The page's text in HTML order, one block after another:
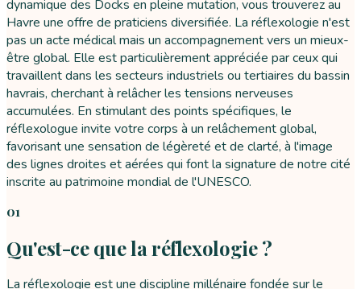
dynamique des Docks en pleine mutation, vous trouverez au
Havre une offre de praticiens diversifiée. La réflexologie n'est
pas un acte médical mais un accompagnement vers un mieux-
être global. Elle est particulièrement appréciée par ceux qui
travaillent dans les secteurs industriels ou tertiaires du bassin
havrais, cherchant à relâcher les tensions nerveuses
accumulées. En stimulant des points spécifiques, le
réflexologue invite votre corps à un relâchement global,
favorisant une sensation de légèreté et de clarté, à l'image
des lignes droites et aérées qui font la signature de notre cité
inscrite au patrimoine mondial de l'UNESCO.
01
Qu'est-ce que la réflexologie ?
La réflexologie est une discipline millénaire fondée sur le